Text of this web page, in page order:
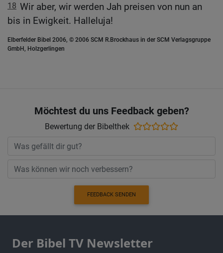
18 Wir aber, wir werden Jah preisen von nun an
bis in Ewigkeit. Halleluja!
Elberfelder Bibel 2006, © 2006 SCM R.Brockhaus in der SCM Verlagsgruppe
GmbH, Holzgerlingen
Möchtest du uns Feedback geben?
Bewertung der Bibelthek
FEEDBACK SENDEN
Der Bibel TV Newsletter